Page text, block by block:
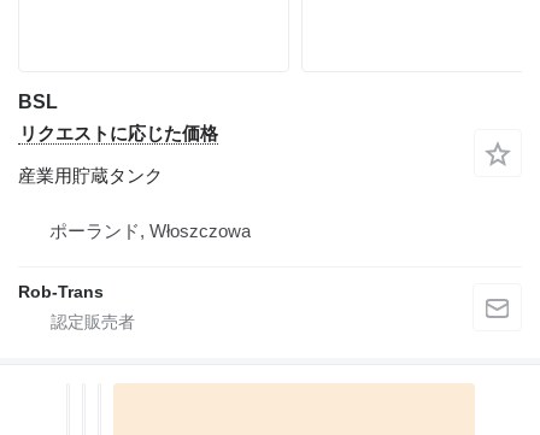
BSL
リクエストに応じた価格
産業用貯蔵タンク
ポーランド, Włoszczowa
Rob-Trans